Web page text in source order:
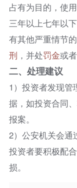
占有为目的，使
三年以上七年以下
有其他严重情节
刑 ，并处罚金或者
二、处理建议
1）投资者发现管
据，如投资合同
报案。​
2）公安机关会通
投资者要积极配
损。